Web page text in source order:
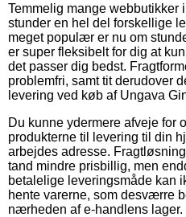
Temmelig mange webbutikker
stunder en hel del forskellige
meget populær er nu om
er super fleksibelt for dig at
det passer dig bedst.
problemfri, samt tit derudover
levering ved køb af Ungava
Du kunne ydermere afveje for
produkterne til levering til din
arbejdes adresse.
tand mindre prisbillig, men
betalelige leveringsmåde kan
hente varerne, som desværre
nærheden af e-handlens lager.